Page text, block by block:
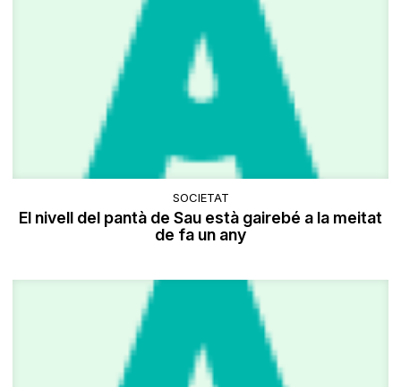
SOCIETAT
​El nivell del pantà de Sau està gairebé a la meitat
de fa un any